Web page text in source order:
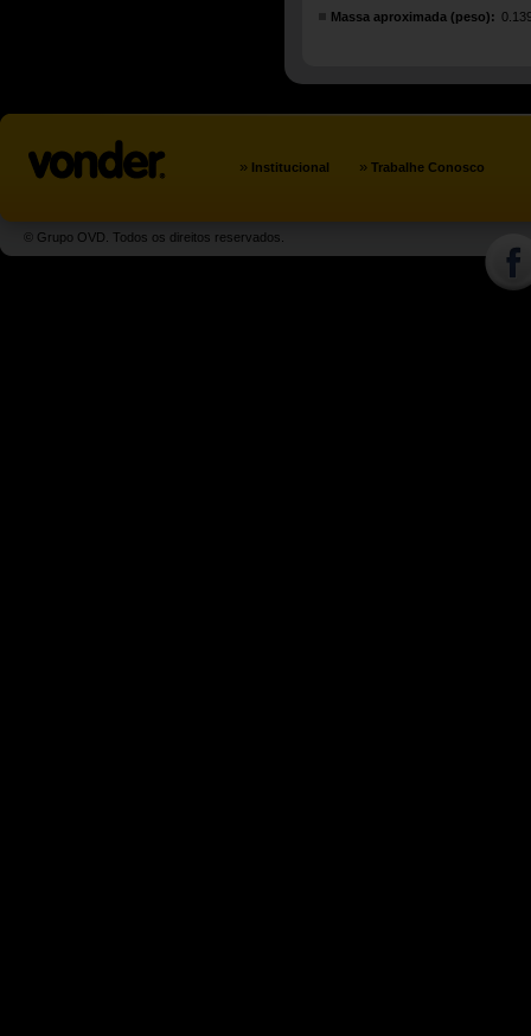
Massa aproximada (peso):
» Institucional » Trabalhe Conosco
© Grupo OVD. Todos os direitos reservados.